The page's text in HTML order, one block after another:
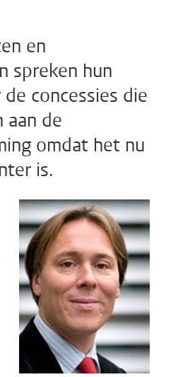
en
spreken hun
concessies die
aan de
omdat het nu
is.